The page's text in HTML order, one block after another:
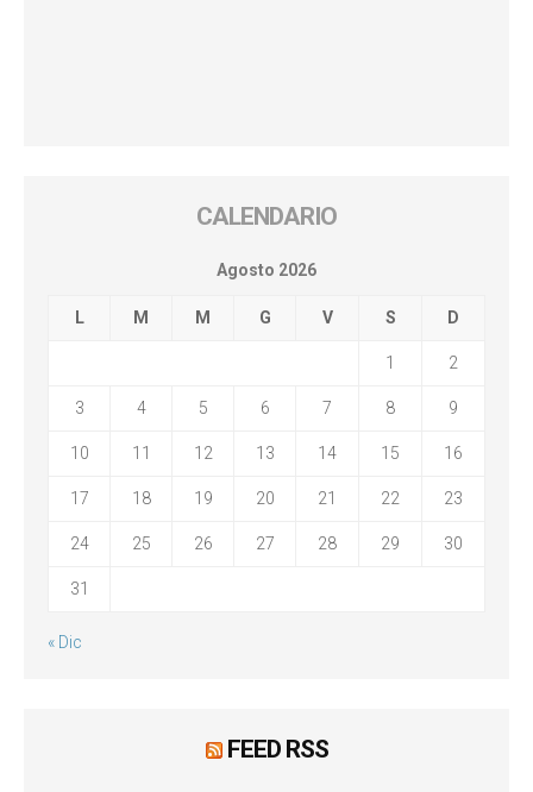
CALENDARIO
Agosto 2026
L M M G V S D
1 2
3 4 5 6 7 8 9
10 11 12 13 14 15 16
17 18 19 20 21 22 23
24 25 26 27 28 29 30
31
« Dic
FEED RSS